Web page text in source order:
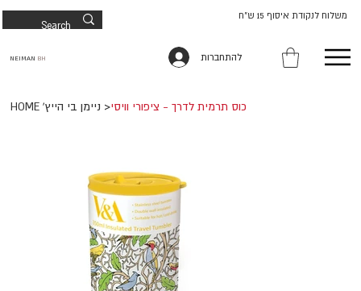
להתחברות NEIMAN BH
משלוח לנקודת איסוף 15 ש"ח
HOME 'ניימן בי הייץ >כוס תרמית לדרך - ציפורי וויסי